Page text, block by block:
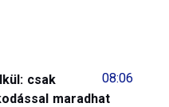
08:06
csak
maradhat